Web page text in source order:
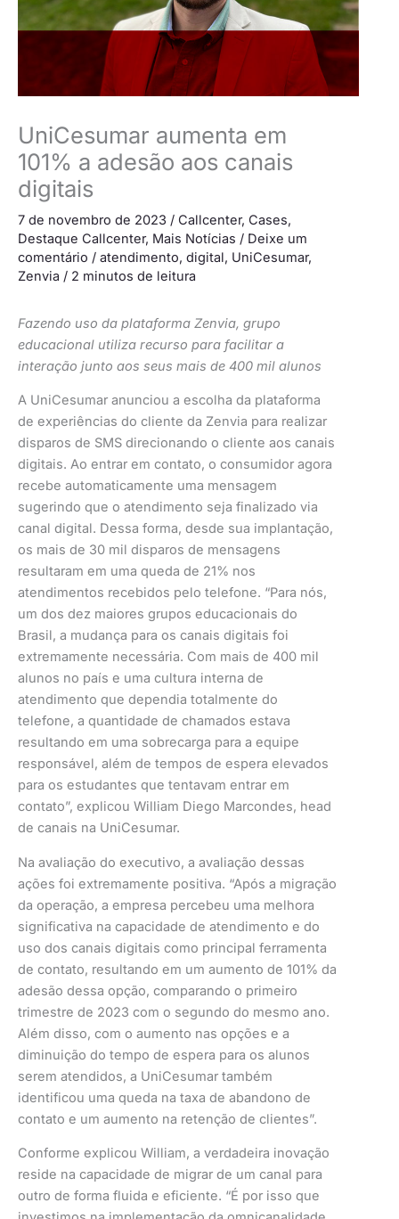
UniCesumar aumenta em
101% a adesão aos canais
digitais
7 de novembro de 2023 / Callcenter, Cases,
Destaque Callcenter, Mais Notícias / Deixe um
comentário / atendimento, digital, UniCesumar,
Zenvia / 2 minutos de leitura
Fazendo uso da plataforma Zenvia, grupo
educacional utiliza recurso para facilitar a
interação junto aos seus mais de 400 mil alunos
A UniCesumar anunciou a escolha da plataforma
de experiências do cliente da Zenvia para realizar
disparos de SMS direcionando o cliente aos canais
digitais. Ao entrar em contato, o consumidor agora
recebe automaticamente uma mensagem
sugerindo que o atendimento seja finalizado via
canal digital. Dessa forma, desde sua implantação,
os mais de 30 mil disparos de mensagens
resultaram em uma queda de 21% nos
atendimentos recebidos pelo telefone. “Para nós,
um dos dez maiores grupos educacionais do
Brasil, a mudança para os canais digitais foi
extremamente necessária. Com mais de 400 mil
alunos no país e uma cultura interna de
atendimento que dependia totalmente do
telefone, a quantidade de chamados estava
resultando em uma sobrecarga para a equipe
responsável, além de tempos de espera elevados
para os estudantes que tentavam entrar em
contato”, explicou William Diego Marcondes, head
de canais na UniCesumar.
Na avaliação do executivo, a avaliação dessas
ações foi extremamente positiva. “Após a migração
da operação, a empresa percebeu uma melhora
significativa na capacidade de atendimento e do
uso dos canais digitais como principal ferramenta
de contato, resultando em um aumento de 101% da
adesão dessa opção, comparando o primeiro
trimestre de 2023 com o segundo do mesmo ano.
Além disso, com o aumento nas opções e a
diminuição do tempo de espera para os alunos
serem atendidos, a UniCesumar também
identificou uma queda na taxa de abandono de
contato e um aumento na retenção de clientes”.
Conforme explicou William, a verdadeira inovação
reside na capacidade de migrar de um canal para
outro de forma fluida e eficiente. “É por isso que